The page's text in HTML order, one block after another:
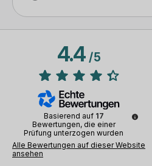
4.4/5
Basierend auf 17
Bewertungen, die einer
Prüfung unterzogen wurden
Alle Bewertungen auf dieser Website
ansehen